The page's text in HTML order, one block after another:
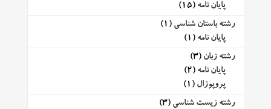
پایان نامه (15)
رشته باستان شناسی (1)
پایان نامه (1)
رشته زبان (3)
پایان نامه (2)
پروپوزال (1)
رشته زیست شناسی (3)